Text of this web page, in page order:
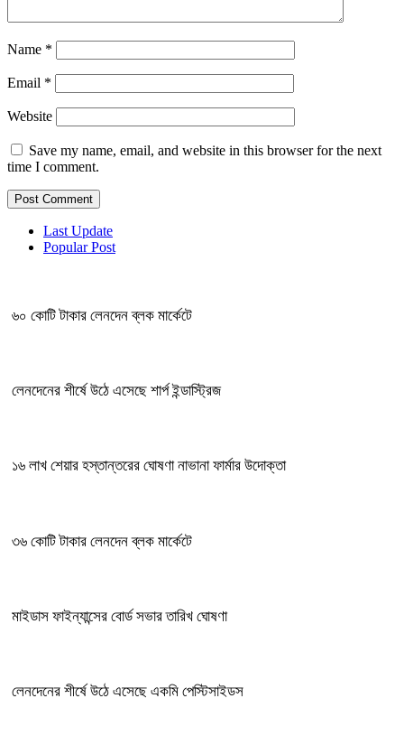
Name *
Email *
Website
Save my name, email, and website in this browser for the next
time I comment.
Last Update
Popular Post
৬০ কোটি টাকার লেনদেন ব্লক মার্কেটে
লেনদেনের শীর্ষে উঠে এসেছে শার্প ইন্ডাস্ট্রিজ
১৬ লাখ শেয়ার হস্তান্তরের ঘোষণা নাভানা ফার্মার উদোক্তা
৩৬ কোটি টাকার লেনদেন ব্লক মার্কেটে
মাইডাস ফাইন্যান্সের বোর্ড সভার তারিখ ঘোষণা
লেনদেনের শীর্ষে উঠে এসেছে একমি পেস্টিসাইডস